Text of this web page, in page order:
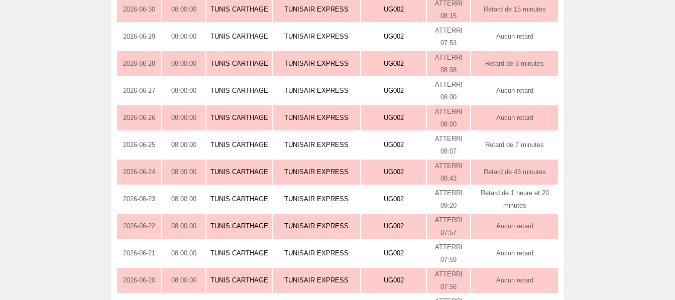
2026-06-30 08:00:00 TUNIS CARTHAGE TUNISAIR EXPRESS UG002
ATTERRI
08:15
Retard de 15 minutes
2026-06-29 08:00:00 TUNIS CARTHAGE TUNISAIR EXPRESS UG002
ATTERRI
07:53
Aucun retard
2026-06-28 08:00:00 TUNIS CARTHAGE TUNISAIR EXPRESS UG002
ATTERRI
08:08
Retard de 8 minutes
2026-06-27 08:00:00 TUNIS CARTHAGE TUNISAIR EXPRESS UG002
ATTERRI
08:00
Aucun retard
2026-06-26 08:00:00 TUNIS CARTHAGE TUNISAIR EXPRESS UG002
ATTERRI
08:00
Aucun retard
2026-06-25 08:00:00 TUNIS CARTHAGE TUNISAIR EXPRESS UG002
ATTERRI
08:07
Retard de 7 minutes
2026-06-24 08:00:00 TUNIS CARTHAGE TUNISAIR EXPRESS UG002
ATTERRI
08:43
Retard de 43 minutes
2026-06-23 08:00:00 TUNIS CARTHAGE TUNISAIR EXPRESS UG002
ATTERRI
09:20
Retard de 1 heure et 20
minutes
2026-06-22 08:00:00 TUNIS CARTHAGE TUNISAIR EXPRESS UG002
ATTERRI
07:57
Aucun retard
2026-06-21 08:00:00 TUNIS CARTHAGE TUNISAIR EXPRESS UG002
ATTERRI
07:59
Aucun retard
2026-06-20 08:00:00 TUNIS CARTHAGE TUNISAIR EXPRESS UG002
ATTERRI
07:56
Aucun retard